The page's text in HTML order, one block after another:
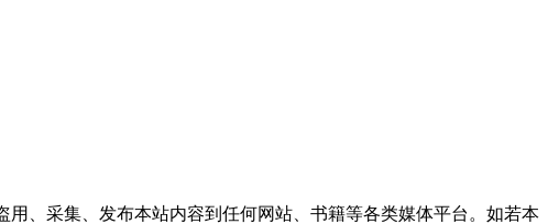
、采集、发布本站内容到任何网站、书籍等各类媒体平台。如若本